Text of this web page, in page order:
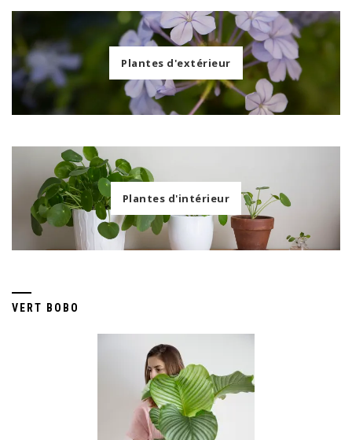
Plantes d'extérieur
Plantes d'intérieur
VERT BOBO